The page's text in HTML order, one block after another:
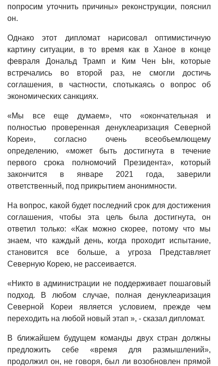
попросим уточнить причины» реконструкции, пояснил
он.
Однако этот дипломат нарисовал оптимистичную
картину ситуации, в то время как в Ханое в конце
февраля Дональд Трамп и Ким Чен Ын, которые
встречались во второй раз, не смогли достичь
соглашения, в частности, спотыкаясь о вопрос об
экономических санкциях.
«Мы все еще думаем», что «окончательная и
полностью проверенная денуклеаризация Северной
Кореи», согласно очень всеобъемлющему
определению, «может быть достигнута в течение
первого срока полномочий Президента», который
закончится в январе 2021 года, заверили
ответственный, под прикрытием анонимности.
На вопрос, какой будет последний срок для достижения
соглашения, чтобы эта цель была достигнута, он
ответил только: «Как можно скорее, потому что мы
знаем, что каждый день, когда проходит испытание,
становится все больше, а угроза Представляет
Северную Корею, не рассеивается.
«Никто в администрации не поддерживает пошаговый
подход. В любом случае, полная денуклеаризация
Северной Кореи является условием, прежде чем
переходить на любой новый этап », - сказал дипломат.
В ближайшем будущем команды двух стран должны
предложить себе «время для размышлений»,
продолжил он, не говоря, был ли возобновлен прямой